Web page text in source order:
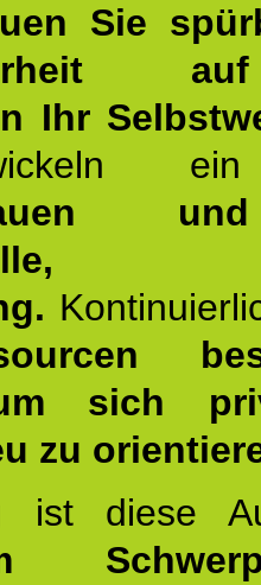
Sie
Ihr
ein
sich
zu
ist diese